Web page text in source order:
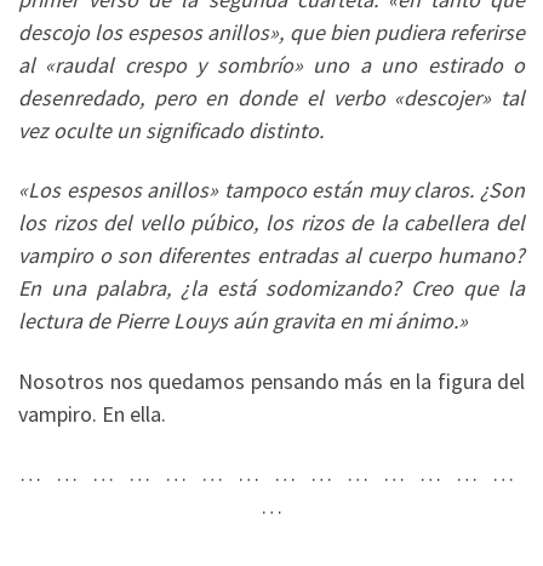
descojo los espesos anillos», que bien pudiera referirse
al «raudal crespo y sombrío» uno a uno estirado o
desenredado, pero en donde el verbo «descojer» tal
vez oculte un significado distinto.
«Los espesos anillos» tampoco están muy claros. ¿Son
los rizos del vello púbico, los rizos de la cabellera del
vampiro o son diferentes entradas al cuerpo humano?
En una palabra, ¿la está sodomizando? Creo que la
lectura de Pierre Louys aún gravita en mi ánimo.»
Nosotros nos quedamos pensando más en la figura del
vampiro. En ella.
… … … … … … … … … … … … … …
…